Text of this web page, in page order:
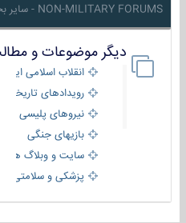
NON-MILITARY FORUMS - سایر بخشها
دیگر موضوعات و
انقلاب اسلامی ایران
رویدادهای تاریخی و
نیروهای پلیسی
بازیهای جنگی
سایت و وبلاگ ها
پزشکی و سلامتی